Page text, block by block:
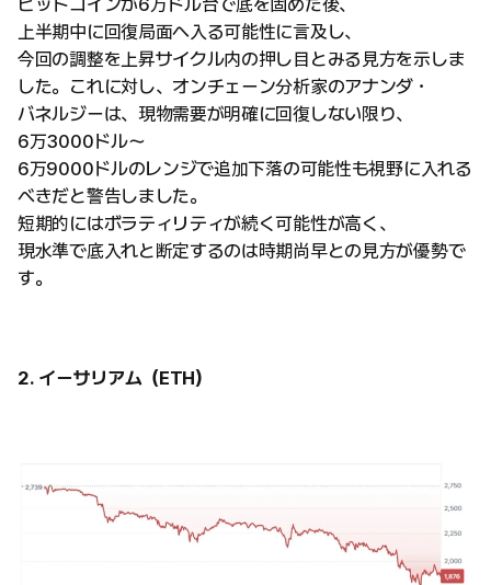
ビットコインが6万ドル台で底を固めた後、
上半期中に回復局面へ入る可能性に言及し、
今回の調整を上昇サイクル内の押し目とみる見方を示しま
した。これに対し、オンチェーン分析家のアナンダ・
バネルジーは、現物需要が明確に回復しない限り、
6万3000ドル〜
6万9000ドルのレンジで追加下落の可能性も視野に入れる
べきだと警告しました。
短期的にはボラティリティが続く可能性が高く、
現水準で底入れと断定するのは時期尚早との見方が優勢で
す。
2. イーサリアム（ETH）